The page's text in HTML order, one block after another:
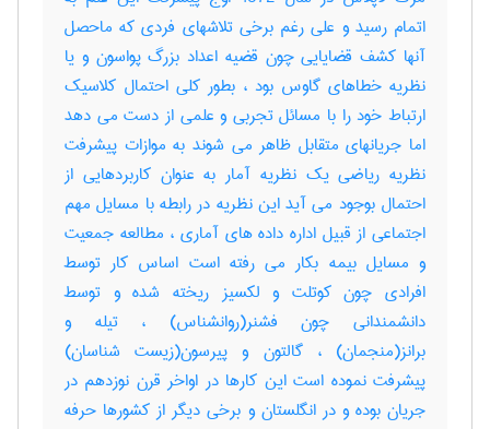
اتمام رسید و علی رغم برخی تلاشهای فردی که ماحصل
آنها کشف قضایایی چون قضیه اعداد بزرگ پواسون و یا
نظریه خطاهای گاوس بود ، بطور کلی احتمال کلاسیک
ارتباط خود را با مسائل تجربی و علمی از دست می دهد
اما جریانهای متقابل ظاهر می شوند به موازات پیشرفت
نظریه ریاضی یک نظریه آمار به عنوان کاربردهایی از
احتمال بوجود می آید این نظریه در رابطه با مسایل مهم
اجتماعی از قبیل اداره داده های آماری ، مطالعه جمعیت
و مسایل بیمه بکار می رفته است اساس کار توسط
افرادی چون کوتلت و لکسیز ریخته شده و توسط
دانشمندانی چون فشنر(روانشناس) ، تیله و
برانز(منجمان) ، گالتون و پیرسون(زیست شناسان)
پیشرفت نموده است این کارها در اواخر قرن نوزدهم در
جریان بوده و در انگلستان و برخی دیگر از کشورها حرفه